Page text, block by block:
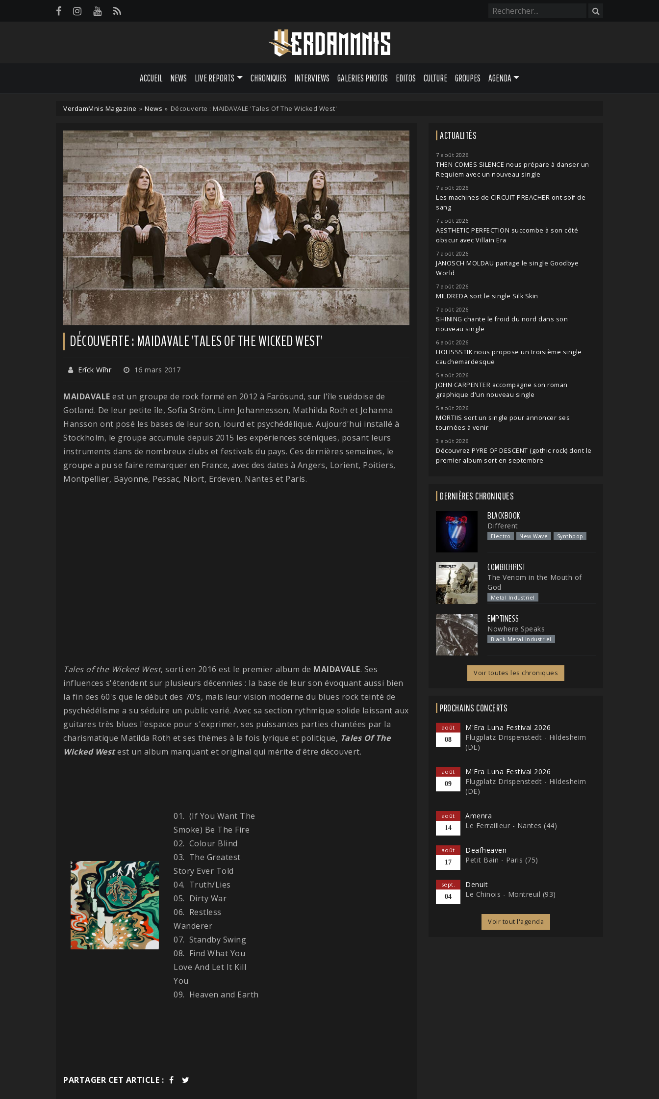
ACCUEIL NEWS LIVE REPORTS CHRONIQUES INTERVIEWS GALERIES PHOTOS EDITOS CULTURE GROUPES AGENDA
VerdamMnis Magazine » News » Découverte : MAIDAVALE 'Tales Of The Wicked West'
DÉCOUVERTE : MAIDAVALE 'TALES OF THE WICKED WEST'
Erīck Wīhr 16 mars 2017
MAIDAVALE est un groupe de rock formé en 2012 à Farösund, sur l'île suédoise de
Gotland. De leur petite île, Sofia Ström, Linn Johannesson, Mathilda Roth et Johanna
Hansson ont posé les bases de leur son, lourd et psychédélique. Aujourd'hui installé à
Stockholm, le groupe accumule depuis 2015 les expériences scéniques, posant leurs
instruments dans de nombreux clubs et festivals du pays. Ces dernières semaines, le
groupe a pu se faire remarquer en France, avec des dates à Angers, Lorient, Poitiers,
Montpellier, Bayonne, Pessac, Niort, Erdeven, Nantes et Paris.
Tales of the Wicked West, sorti en 2016 est le premier album de MAIDAVALE. Ses
influences s'étendent sur plusieurs décennies : la base de leur son évoquant aussi bien
la fin des 60's que le début des 70's, mais leur vision moderne du blues rock teinté de
psychédélisme a su séduire un public varié. Avec sa section rythmique solide laissant aux
guitares très blues l'espace pour s'exprimer, ses puissantes parties chantées par la
charismatique Matilda Roth et ses thèmes à la fois lyrique et politique, Tales Of The
Wicked Westest un album marquant et original qui mérite d'être découvert.
01. (If You Want The
Smoke) Be The Fire
02. Colour Blind
03. The Greatest
Story Ever Told
04. Truth/Lies
05. Dirty War
06. Restless
Wanderer
07. Standby Swing
08. Find What You
Love And Let It Kill
You
09. Heaven and Earth
PARTAGER CET ARTICLE :
ACTUALITÉS
7 août 2026
THEN COMES SILENCE nous prépare à danser un
Requiem avec un nouveau single
7 août 2026
Les machines de CIRCUIT PREACHER ont soif de
sang
7 août 2026
AESTHETIC PERFECTION succombe à son côté
obscur avec Villain Era
7 août 2026
JANOSCH MOLDAU partage le single Goodbye
World
7 août 2026
MILDREDA sort le single Silk Skin
7 août 2026
SHINING chante le froid du nord dans son
nouveau single
6 août 2026
HOLISSSTIK nous propose un troisième single
cauchemardesque
5 août 2026
JOHN CARPENTER accompagne son roman
graphique d'un nouveau single
5 août 2026
MORTIIS sort un single pour annoncer ses
tournées à venir
3 août 2026
Découvrez PYRE OF DESCENT (gothic rock) dont le
premier album sort en septembre
DERNIÈRES CHRONIQUES
BLACKBOOK
Different
Electro New Wave Synthpop
COMBICHRIST
The Venom in the Mouth of
God
Metal Industriel
EMPTINESS
Nowhere Speaks
Black Metal Industriel
Voir toutes les chroniques
PROCHAINS CONCERTS
août
08
M'Era Luna Festival 2026
Flugplatz Drispenstedt - Hildesheim
(DE)
août
09
M'Era Luna Festival 2026
Flugplatz Drispenstedt - Hildesheim
(DE)
août
14
Amenra
Le Ferrailleur - Nantes (44)
août
17
Deafheaven
Petit Bain - Paris (75)
sept.
04
Denuit
Le Chinois - Montreuil (93)
Voir tout l'agenda
Panneau de gestion des cookies